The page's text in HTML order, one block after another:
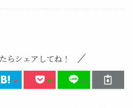
らシェアしてね！